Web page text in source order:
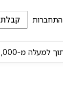
התחברות קבלת Notion בחינם